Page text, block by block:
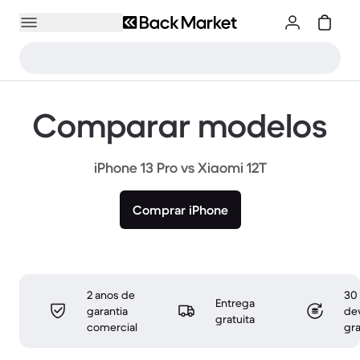
Comparar modelos
iPhone 13 Pro vs Xiaomi 12T
Comprar iPhone
2 anos de
garantia
comercial
Entrega
gratuita
30